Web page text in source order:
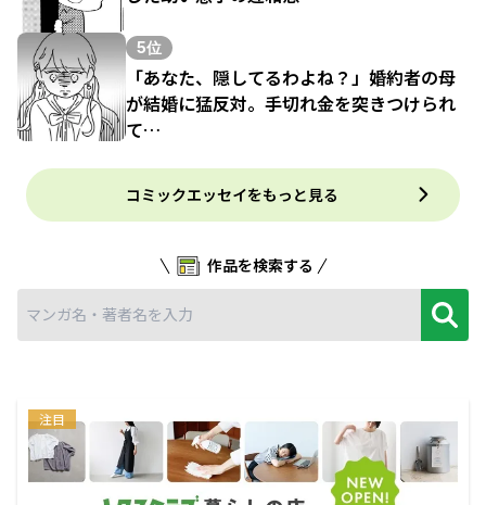
5位
「あなた、隠してるわよね？」婚約者の母
が結婚に猛反対。手切れ金を突きつけられ
て…
コミックエッセイをもっと見る
作品を検索する
注目